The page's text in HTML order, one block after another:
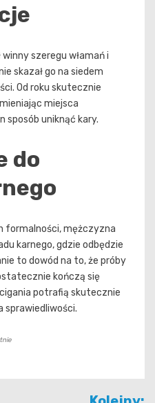
szeregu włamań i
skazał go na siedem
Od roku skutecznie
miejsca
sposób uniknąć kary.
do
formalności, mężczyzna
karnego, gdzie odbędzie
to dowód na to, że próby
kończą się
potrafią skutecznie
sprawiedliwości.